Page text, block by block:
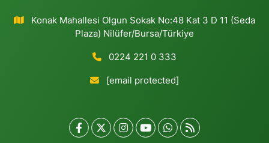
Konak Mahallesi Olgun Sokak No:48 Kat 3 D 11 (Seda
Plaza) Nilüfer/Bursa/Türkiye
0224 221 0 333
[email protected]